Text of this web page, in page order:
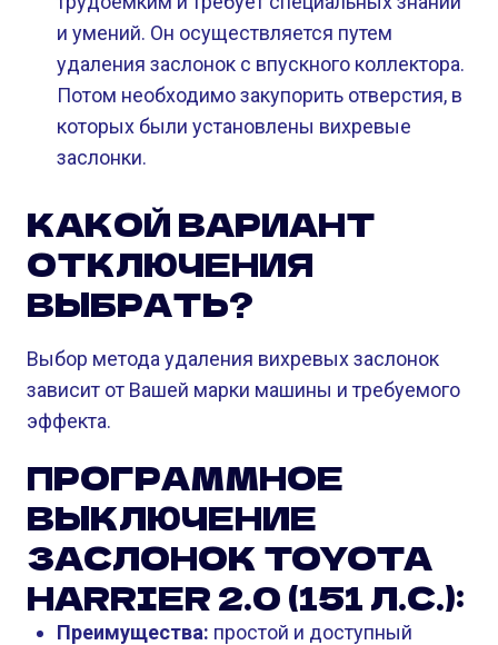
и умений. Он осуществляется путем
удаления заслонок с впускного коллектора.
Потом необходимо закупорить отверстия, в
которых были установлены вихревые
заслонки.
КАКОЙ ВАРИАНТ
ОТКЛЮЧЕНИЯ
ВЫБРАТЬ?
Выбор метода удаления вихревых заслонок
зависит от Вашей марки машины и требуемого
эффекта.
ПРОГРАММНОЕ
ВЫКЛЮЧЕНИЕ
ЗАСЛОНОК TOYOTA
HARRIER 2.0 (151 Л.С.):
Преимущества: простой и доступный